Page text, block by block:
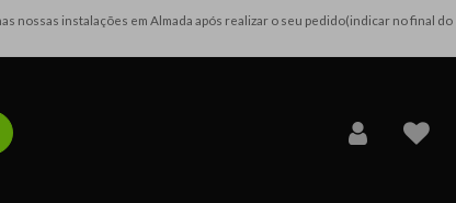
nossas instalações em Almada após realizar o seu pedido(indicar no final do